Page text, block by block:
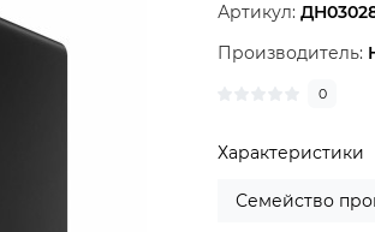
Артикул:
Производитель:
0
Характеристики
Семейство